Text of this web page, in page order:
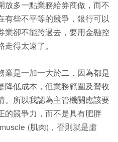
放多一點業務給券商做，而不
有些不平等的競爭，銀行可以
業卻不能跨過去，要用金融控
得太遠了。
業是一加一大於二，因為都是
降低成本，但業務範圍及營收
。所以我認為主管機關應該要
的競爭力，而不是具有肥胖
(肌肉)，否則就是虛